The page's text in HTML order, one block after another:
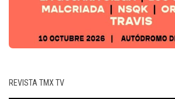
REVISTA TMX TV